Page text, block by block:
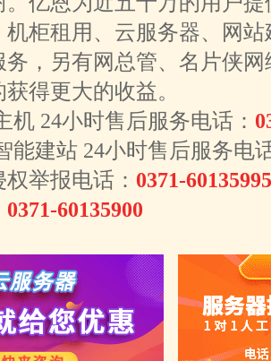
机柜租用、云服务器、网
务，另有网总管、名片侠
得更大的收益。
机 24小时售后服务电话：
能建站 24小时售后服务电
举报电话： 0371-60135995
0371-60135900